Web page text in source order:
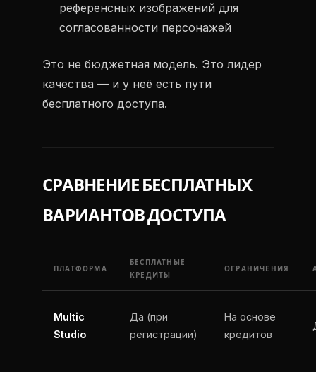
референсных изображений для
согласованности персонажей
Это не бюджетная модель. Это лидер
качества — и у неё есть пути
бесплатного доступа.
СРАВНЕНИЕ БЕСПЛАТНЫХ
ВАРИАНТОВ ДОСТУПА
ПЛАТФОРМА
БЕСПЛАТНЫЕ
КРЕДИТЫ
ОГРАНИЧЕНИЯ
Multic
Studio
Да (при
регистрации)
На основе
кредитов